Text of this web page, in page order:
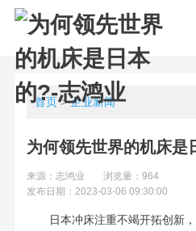
首页>企业新闻
为何领先世界的机床是
来源：志鸿业
浏览量：964
发布日期：2023-03-06 09:30:00
日本冲床注重不竭开拓创新